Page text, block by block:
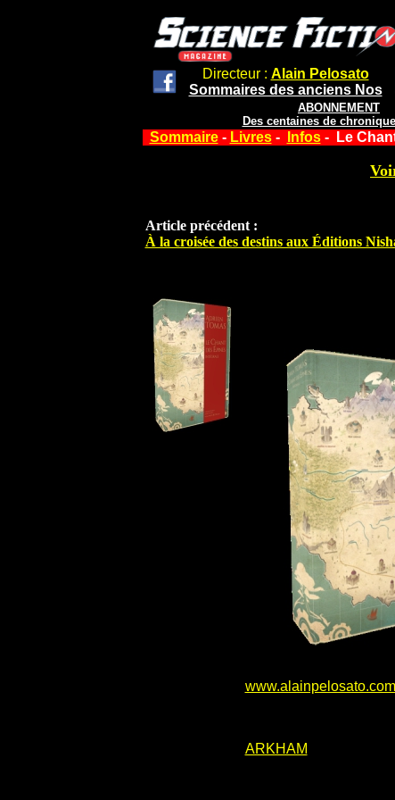
Directeur : Alain Pelosato
Sommaires des anciens Nos
ABONNEMENT
Des centaines de
Sommaire- Livres- Infos- Le
Article précédent :
À la croisée des destins aux Éditions
www.alainpelosato.com
ARKHAM